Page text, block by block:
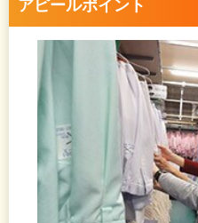
アピールポイント